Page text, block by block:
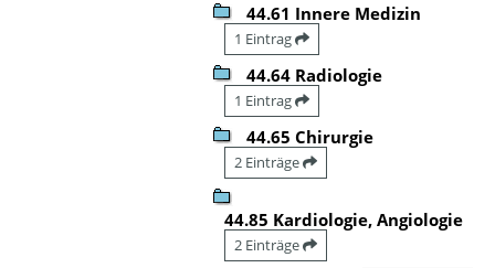
44.61 Innere Medizin
1 Eintrag
44.64 Radiologie
1 Eintrag
44.65 Chirurgie
2 Einträge
44.85 Kardiologie, Angiologie
2 Einträge